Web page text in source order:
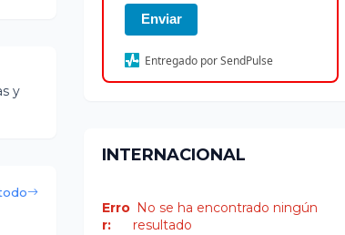
y
Enviar
Entregado por SendPulse
INTERNACIONAL
Erro
r:
No se ha encontrado ningún
resultado